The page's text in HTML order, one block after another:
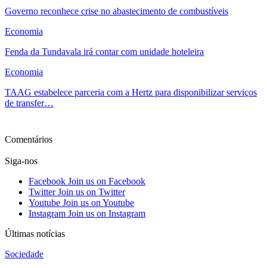
Governo reconhece crise no abastecimento de combustíveis
Economia
Fenda da Tundavala irá contar com unidade hoteleira
Economia
TAAG estabelece parceria com a Hertz para disponibilizar serviços
de transfer…
Comentários
Siga-nos
Facebook Join us on Facebook
Twitter Join us on Twitter
Youtube Join us on Youtube
Instagram Join us on Instagram
Últimas notícias
Sociedade